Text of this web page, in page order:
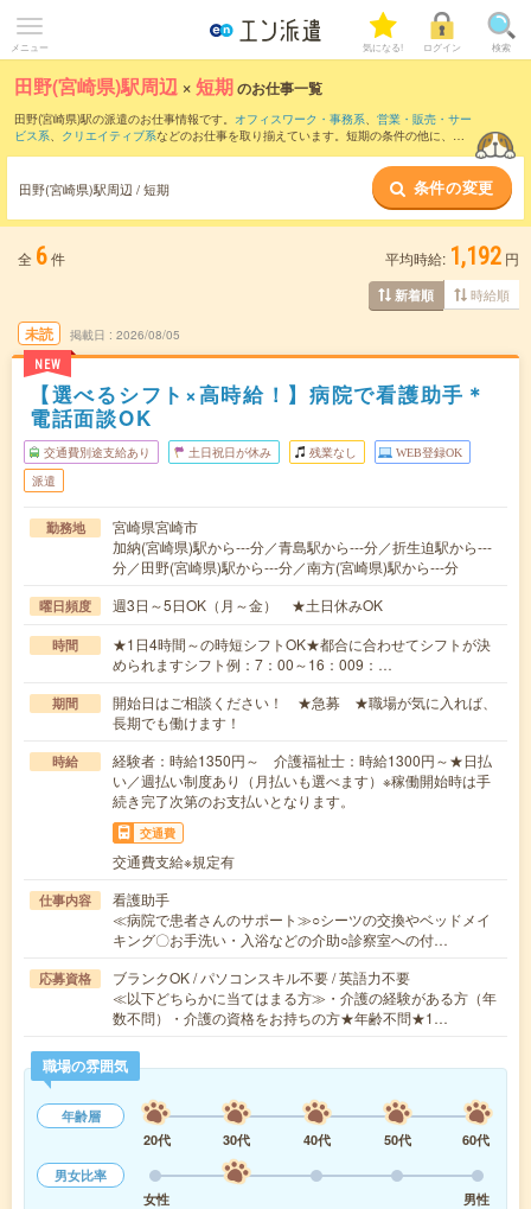
メニュー 気になる! ログイン 検索
田野(宮崎県)駅周辺 ×短期のお仕事一覧
田野(宮崎県)駅の派遣のお仕事情報です。 オフィスワーク・事務系、 営業・販売・サー
ビス系、 クリエイティブ系などのお仕事を取り揃えています。短期の条件の他に、 交
田野(宮崎県)駅周辺 / 短期 条件の変更
全 6件 平均時給: 1,192 円
新着順 時給順
未読
NEW
掲載日 2026/08/05
【選べるシフト×高時給！】病院で看護助手＊
電話面談OK
交通費別途支給あり 土日祝日が休み 残業なし WEB登録OK
派遣
勤務地
宮崎県宮崎市
加納(宮崎県)駅から---分／青島駅から---分／折生迫駅から---
分／田野(宮崎県)駅から---分／南方(宮崎県)駅から---分
曜日頻度 週3日～5日OK（月～金） ★土日休みOK
時間
★1日4時間～の時短シフトOK★都合に合わせてシフトが決
められますシフト例：7：00～16：009：…
期間
開始日はご相談ください！ ★急募 ★職場が気に入れば、
長期でも働けます！
時給
経験者：時給1350円～ 介護福祉士：時給1300円～★日払
い／週払い制度あり（月払いも選べます）※稼働開始時は手
続き完了次第のお支払いとなります。
交通費
交通費支給※規定有
仕事内容
看護助手
≪病院で患者さんのサポート≫○シーツの交換やベッドメイ
キング〇お手洗い・入浴などの介助○診察室への付…
応募資格
ブランクOK / パソコンスキル不要 / 英語力不要
≪以下どちらかに当てはまる方≫・介護の経験がある方（年
数不問）・介護の資格をお持ちの方★年齢不問★1…
職場の雰囲気
年齢層
20代
30代 40代 50代
60代
男女比率
女性
男性